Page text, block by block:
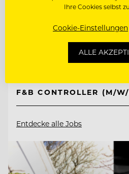
TOP ARBEITGEBER
Schlosshotel
F&B CONTROLLER (M/
Entdecke alle Jobs
Ihre Cookies selbst
Cookie-Einstellungen
ALLE